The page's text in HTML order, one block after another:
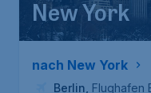
New York
nach New York
Berlin Flughafen